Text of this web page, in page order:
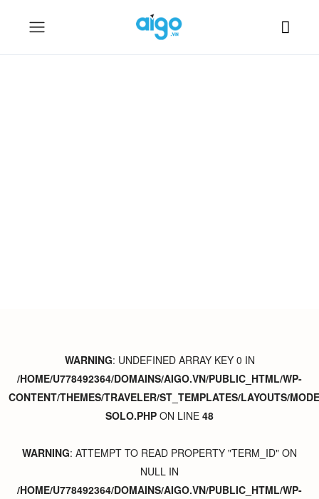
WARNING: UNDEFINED ARRAY KEY 0 IN
/HOME/U778492364/DOMAINS/AIGO.VN/PUBLIC_HTML/WP-
CONTENT/THEMES/TRAVELER/ST_TEMPLATES/LAYOUTS/
SOLO.PHP ON LINE 48
WARNING: ATTEMPT TO READ PROPERTY "TERM_ID" ON
NULL IN
/HOME/U778492364/DOMAINS/AIGO.VN/PUBLIC_HTML/WP-